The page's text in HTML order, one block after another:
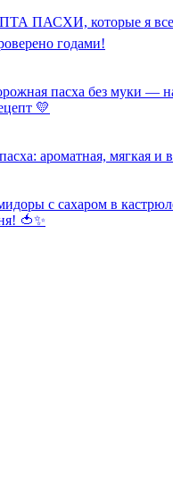
ПАСХИ, которые я
годами!
пасха без муки —
💛
ароматная, мягкая и
с сахаром в
🍅✨